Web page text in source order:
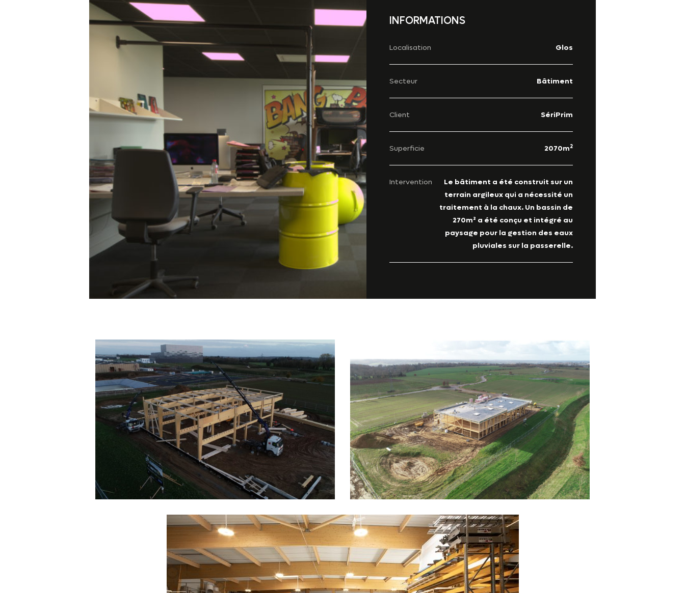
INFORMATIONS
Localisation Glos
Secteur Bâtiment
Client SériPrim
Superficie 2070m2
Intervention
Le bâtiment a été construit sur un
terrain argileux qui a nécessité un
traitement à la chaux. Un bassin de
270m² a été conçu et intégré au
paysage pour la gestion des eaux
pluviales sur la passerelle.